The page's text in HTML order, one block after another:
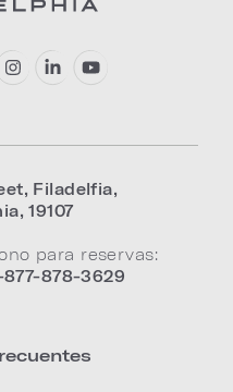
, Filadelfia,
,19107
para reservas:
877-878-3629